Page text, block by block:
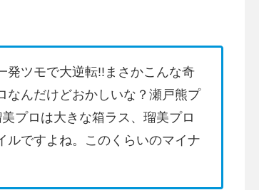
発ツモで大逆転!!まさかこんな奇
なんだけどおかしいな？瀬戸熊プ
プロは大きな箱ラス、瑠美プロ
ルですよね。このくらいのマイナ